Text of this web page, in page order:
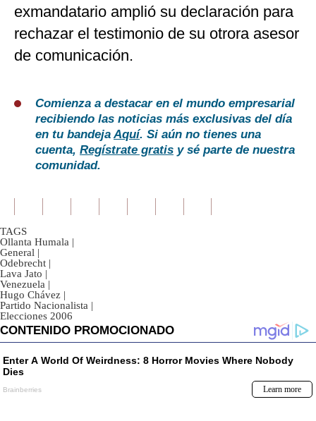
exmandatario amplió su declaración para
rechazar el testimonio de su otrora asesor
de comunicación.
Comienza a destacar en el mundo empresarial
recibiendo las noticias más exclusivas del día
en tu bandejaAquí. Si aún no tienes una
cuenta, Regístrate gratis y sé parte de nuestra
comunidad.
TAGS
Ollanta Humala |
General |
Odebrecht |
Lava Jato |
Venezuela |
Hugo Chávez |
Partido Nacionalista |
Elecciones 2006